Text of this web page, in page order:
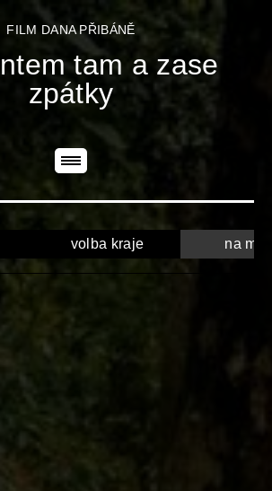
FILM DANA PŘIBÁNĚ
tam a zase
zpátky
volba kraje na